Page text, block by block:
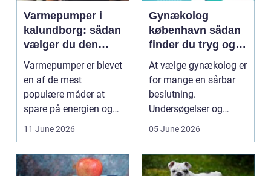
Varmepumper i
kalundborg: sådan
vælger du den
rigtige løsning
Varmepumper er blevet
en af de mest
populære måder at
spare på energien og
få et bedre indeklima
11 June 2026
Gynækolog
københavn sådan
finder du tryg og
professionel hjælp
At vælge gynækolog er
for mange en sårbar
beslutning.
Undersøgelser og
behandlinger foregår i
05 June 2026